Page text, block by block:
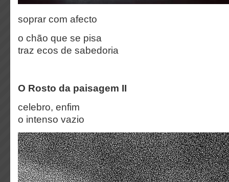
soprar com afecto
o chão que se pisa
traz ecos de sabedoria
O Rosto da paisagem II
celebro, enfim
o intenso vazio